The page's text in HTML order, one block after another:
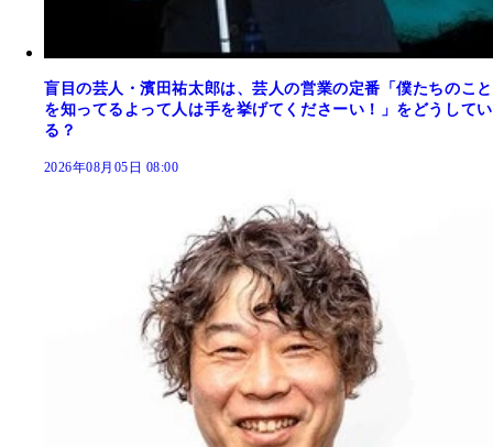
盲目の芸人・濱田祐太郎は、芸人の営業の定番「僕たちのこと
を知ってるよって人は手を挙げてくださーい！」をどうしてい
る？
2026年08月05日 08:00